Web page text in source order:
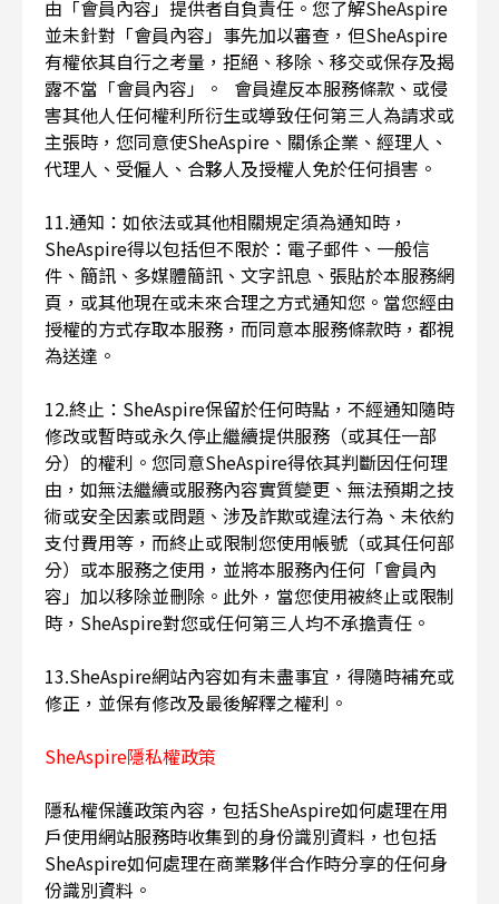
由「會員內容」提供者自負責任。您了解SheAspire
並未針對「會員內容」事先加以審查，但SheAspire
有權依其自行之考量，拒絕、移除、移交或保存及揭
露不當「會員內容」。 會員違反本服務條款、或侵
害其他人任何權利所衍生或導致任何第三人為請求或
主張時，您同意使SheAspire、關係企業、經理人、
代理人、受僱人、合夥人及授權人免於任何損害。
11.通知：如依法或其他相關規定須為通知時，
SheAspire得以包括但不限於：電子郵件、一般信
件、簡訊、多媒體簡訊、文字訊息、張貼於本服務網
頁，或其他現在或未來合理之方式通知您。當您經由
授權的方式存取本服務，而同意本服務條款時，都視
為送達。
12.終止：SheAspire保留於任何時點，不經通知隨時
修改或暫時或永久停止繼續提供服務（或其任一部
分）的權利。您同意SheAspire得依其判斷因任何理
由，如無法繼續或服務內容實質變更、無法預期之技
術或安全因素或問題、涉及詐欺或違法行為、未依約
支付費用等，而終止或限制您使用帳號（或其任何部
分）或本服務之使用，並將本服務內任何「會員內
容」加以移除並刪除。此外，當您使用被終止或限制
時，SheAspire對您或任何第三人均不承擔責任。
13.SheAspire網站內容如有未盡事宜，得隨時補充或
修正，並保有修改及最後解釋之權利。
SheAspire隱私權政策
隱私權保護政策內容，包括SheAspire如何處理在用
戶使用網站服務時收集到的身份識別資料，也包括
SheAspire如何處理在商業夥伴合作時分享的任何身
份識別資料。